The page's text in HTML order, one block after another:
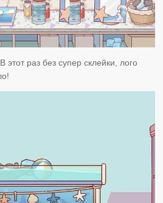
этот раз без супер склейки, лого